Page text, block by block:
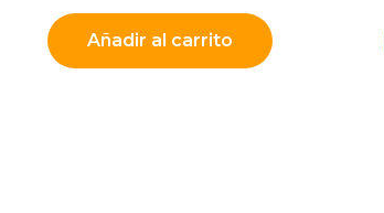
Añadir al carrito